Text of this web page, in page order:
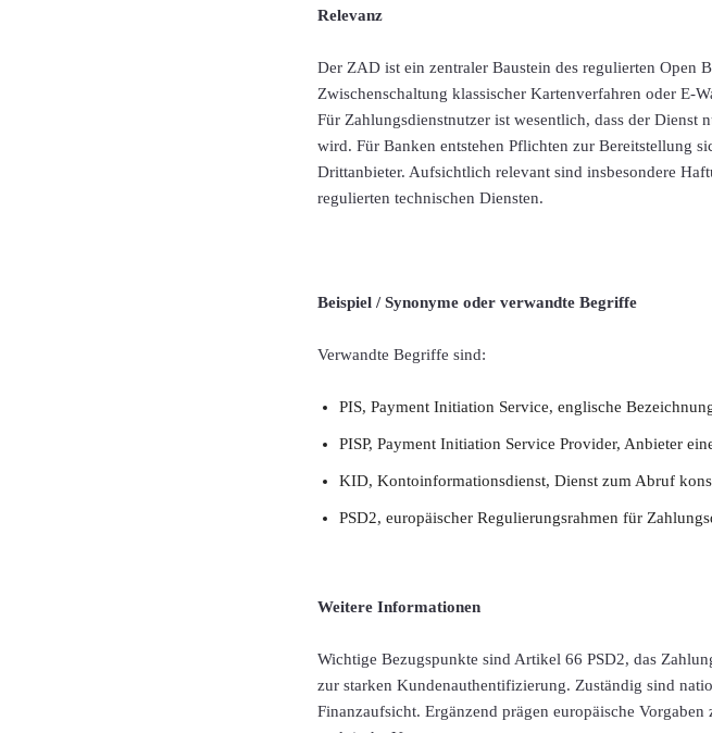
Relevanz
Der ZAD ist ein zentraler Baustein des regulierten
Zwischenschaltung klassischer Kartenverfahren oder E-
Für Zahlungsdienstnutzer ist wesentlich, dass der
wird. Für Banken entstehen Pflichten zur Bereitstellung
Drittanbieter. Aufsichtlich relevant sind insbesondere
regulierten technischen Diensten.
Beispiel / Synonyme oder verwandte Begriffe
Verwandte Begriffe sind:
PIS, Payment Initiation Service, englische
PISP, Payment Initiation Service Provider, Anbieter
KID, Kontoinformationsdienst, Dienst zum Abruf
PSD2, europäischer Regulierungsrahmen für
Weitere Informationen
Wichtige Bezugspunkte sind Artikel 66 PSD2, das
zur starken Kundenauthentifizierung. Zuständig sind
Finanzaufsicht. Ergänzend prägen europäische